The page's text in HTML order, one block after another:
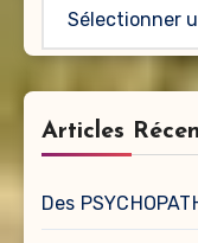
Articles
Des